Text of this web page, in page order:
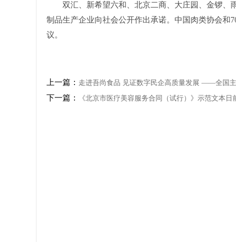
双汇、新希望六和、北京二商、大庄园、金锣、
制品生产企业向社会公开作出承诺。中国肉类协会和
议。
上一篇： 走进吾尚食品 见证数字民企高质量发展 ——全国
下一篇： 《北京市医疗美容服务合同（试行）》示范文本日